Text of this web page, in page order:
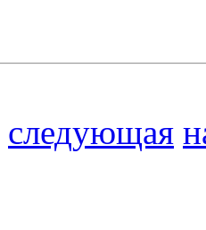
следующая